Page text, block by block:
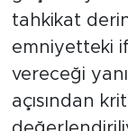
geçmesiyle
tahkikat
emniyetteki
vereceği
açısından